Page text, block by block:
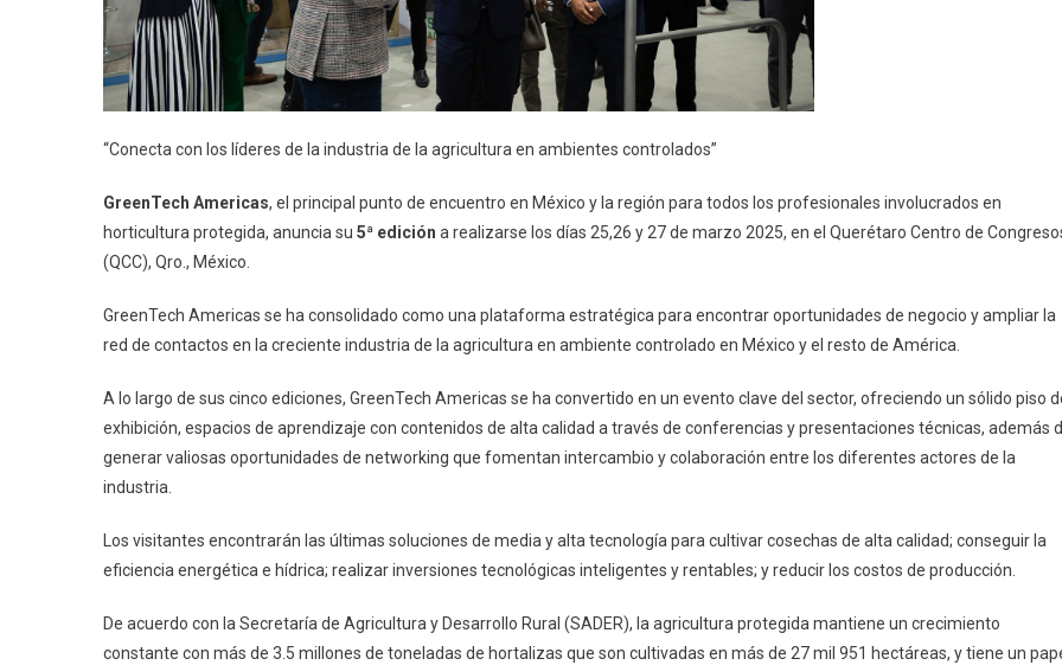
“Conecta con los líderes de la industria de la agricultura en ambientes controlados”
GreenTech Americas, el principal punto de encuentro en México y la región para todos los profesionales involucrados en
horticultura protegida, anuncia su 5ª edición a realizarse los días 25,26 y 27 de marzo 2025, en el Querétaro Centro de
(QCC), Qro., México.
GreenTech Americas se ha consolidado como una plataforma estratégica para encontrar oportunidades de negocio y ampliar la
red de contactos en la creciente industria de la agricultura en ambiente controlado en México y el resto de América.
A lo largo de sus cinco ediciones, GreenTech Americas se ha convertido en un evento clave del sector, ofreciendo un sólido piso
exhibición, espacios de aprendizaje con contenidos de alta calidad a través de conferencias y presentaciones técnicas, además
generar valiosas oportunidades de networking que fomentan intercambio y colaboración entre los diferentes actores de la
industria.
Los visitantes encontrarán las últimas soluciones de media y alta tecnología para cultivar cosechas de alta calidad; conseguir la
eficiencia energética e hídrica; realizar inversiones tecnológicas inteligentes y rentables; y reducir los costos de producción.
De acuerdo con la Secretaría de Agricultura y Desarrollo Rural (SADER), la agricultura protegida mantiene un crecimiento
constante con más de 3.5 millones de toneladas de hortalizas que son cultivadas en más de 27 mil 951 hectáreas, y tiene un